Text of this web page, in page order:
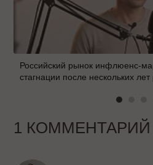
Российский рынок инфлюенс-
стагнации после нескольких лет
1 КОММЕНТАРИЙ